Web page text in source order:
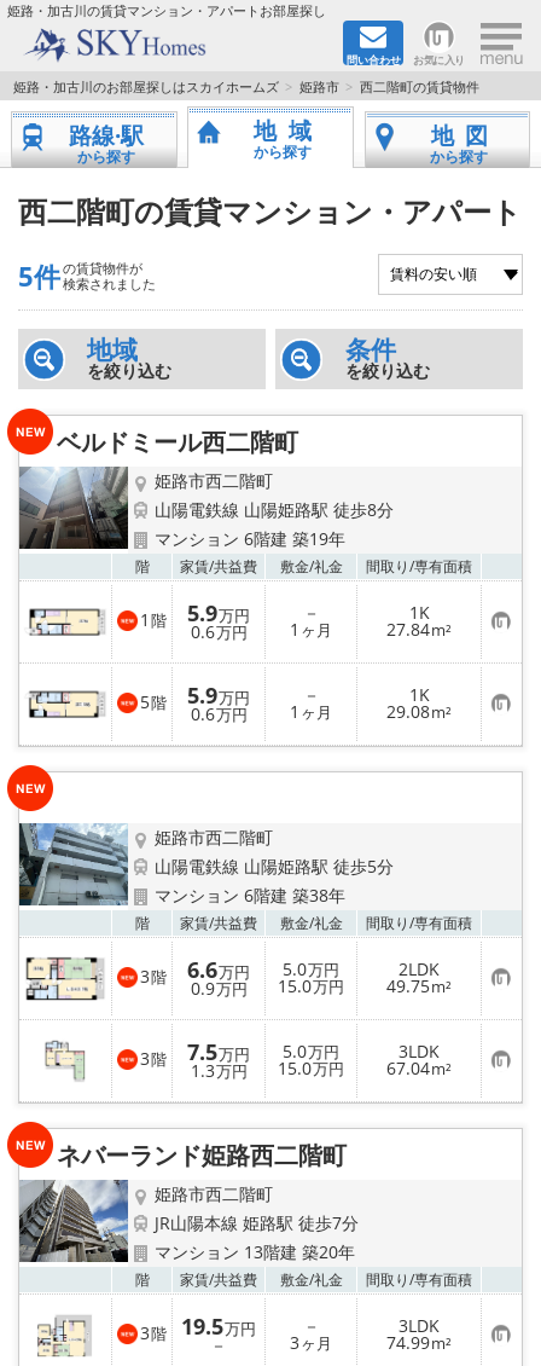
姫路・加古川の賃貸マンション・アパートお部屋探し
問い合わせ お気に入り ×
TOPページ
都市ガス·オール電化
☆新築物件☆
☆敷金＆礼金0円物件☆
☆ペット飼育可能物件☆
☆ネット無料☆
路線·駅から探す
地域から探す
地図から探す
スタッフ紹介
店舗情報·アクセス
会社概要
メールでお問い合わせ
姫路・加古川のお部屋探しはスカイホームズ 姫路市 西二階町の賃貸物件
路線·駅
から探す
地域
から探す
地図
から探す
西二階町の賃貸マンション・アパート
5件の賃貸物件が
検索されました
地域
を絞り込む
条件
を絞り込む
ベルドミール西二階町
姫路市西二階町
山陽電鉄線 山陽姫路駅 徒歩8分
マンション 6階建 築19年
階 家賃/共益費 敷金/礼金 間取り/専有面積
1 階 5.9万円
0.6万円
－
1 ヶ月
1K
27.84m² お
気
に
入
り
登
録
5階 5.9万円
0.6万円
－
1 ヶ月
1K
29.08m² お
気
に
り
姫路市西二階町
山陽電鉄線 山陽姫路駅 徒歩5分
マンション 6階建 築38年
階 家賃/共益費 敷金/礼金 間取り/専有面積
3階 6.6万円
0.9万円
5.0万円
15.0万円
2LDK
49.75m² お
気
に
入
り
登
録
3階 7.5万円
1.3万円
5.0万円
15.0万円
3LDK
67.04m² お
気
に
り
ネバーランド姫路西二階町
姫路市西二階町
JR山陽本線 姫路駅 徒歩7分
マンション 13階建 築20年
階 家賃/共益費 敷金/礼金 間取り/専有面積
3階 19.5万円
－
－
3ヶ月
3LDK
74.99m² お
気